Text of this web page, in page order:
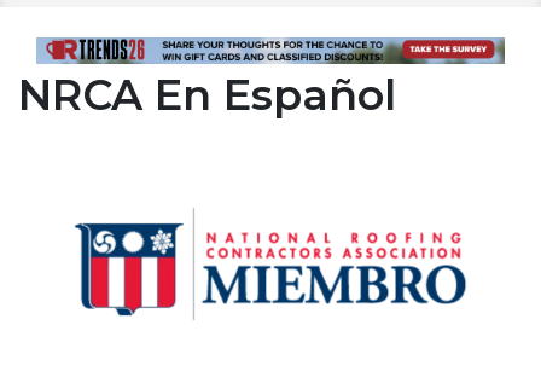
NRCA En Español